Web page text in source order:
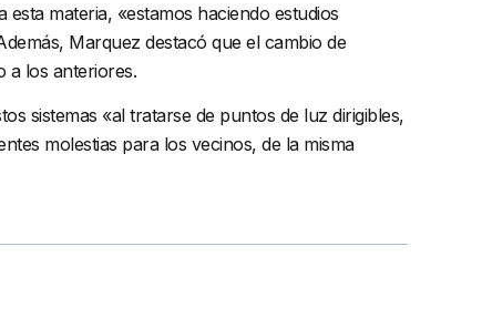
materia, «estamos haciendo estudios
Marquez destacó que el cambio de
a los anteriores.
sistemas «al tratarse de puntos de luz dirigibles,
molestias para los vecinos, de la misma